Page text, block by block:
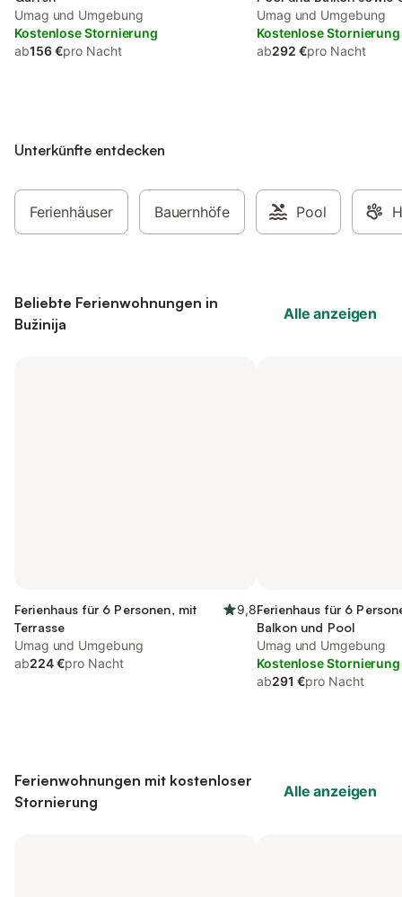
Umag und Umgebung
Kostenlose Stornierung
ab156 €pro Nacht
kinderfreundlich
Umag und Umgebung
Kostenlose Stornierung
ab292 €pro Nacht
Unterkünfte entdecken
Ferienhäuser Bauernhöfe Pool
Beliebte Ferienwohnungen in
Bužinija
Alle anzeigen
Ferienhaus für 6 Personen, mit
Terrasse
9,8
Umag und Umgebung
ab224 €pro Nacht
Ferienhaus für 6
Balkon und Pool
Umag und Umgebung
Kostenlose Stornierung
ab291 €pro Nacht
Ferienwohnungen mit kostenloser
Stornierung
Alle anzeigen